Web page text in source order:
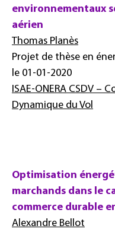
environnementaux
aérien
Thomas Planès
Projet de thèse en
le 01-01-2020
ISAE-ONERA CSDV –
Dynamique du Vol
Optimisation
marchands dans le
commerce durable
Alexandre Bellot